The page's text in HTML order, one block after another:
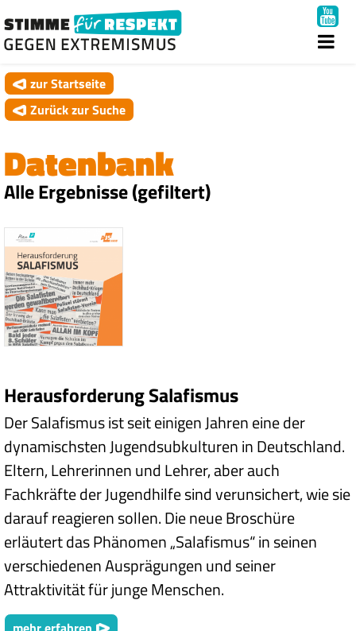
zur Startseite
Datenbank
Zurück zur Suche
Alle Ergebnisse (gefiltert)
Herausforderung Salafismus
Der Salafismus ist seit einigen Jahren eine der
dynamischsten Jugendsubkulturen in Deutschland.
Eltern, Lehrerinnen und Lehrer, aber auch
Fachkräfte der Jugendhilfe sind verunsichert, wie sie
darauf reagieren sollen. Die neue Broschüre
erläutert das Phänomen „Salafismus“ in seinen
verschiedenen Ausprägungen und seiner
Attraktivität für junge Menschen.